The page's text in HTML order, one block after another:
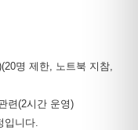
명 제한, 노트북 지참,
련(2시간 운영)
입니다.